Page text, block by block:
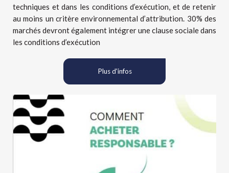
techniques et dans les conditions d’exécution, et de retenir
au moins un critère environnemental d’attribution. 30% des
marchés devront également intégrer une clause sociale dans
les conditions d’exécution
Plus d'infos